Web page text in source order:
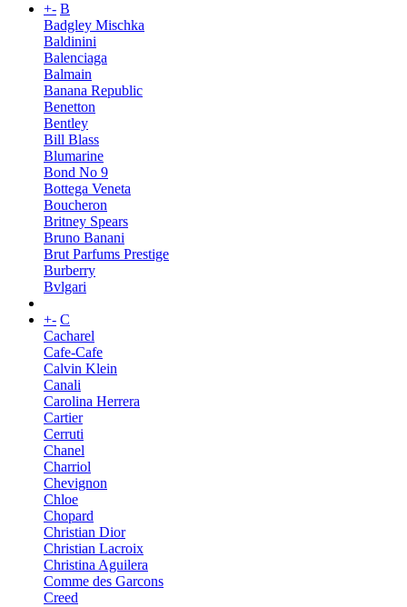
+- B
Badgley Mischka
Baldinini
Balenciaga
Balmain
Banana Republic
Benetton
Bentley
Bill Blass
Blumarine
Bond No 9
Bottega Veneta
Boucheron
Britney Spears
Bruno Banani
Brut Parfums Prestige
Burberry
Bvlgari
+- C
Cacharel
Cafe-Cafe
Calvin Klein
Canali
Carolina Herrera
Cartier
Cerruti
Chanel
Charriol
Chevignon
Chloe
Chopard
Christian Dior
Christian Lacroix
Christina Aguilera
Comme des Garcons
Creed